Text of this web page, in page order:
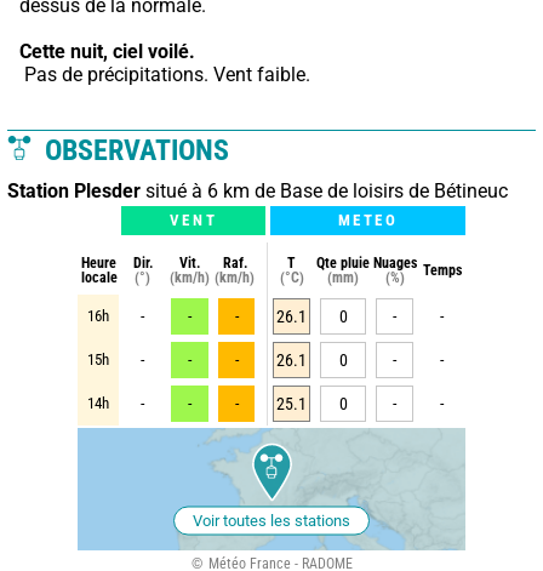
dessus de la normale.
Cette nuit, ciel voilé.
Pas de précipitations. Vent faible.
OBSERVATIONS
Station Plesder situé à 6 km de Base de loisirs de Bétineuc
VENT METEO
Heure
locale
Dir.
(°)
Vit.
(km/h)
Raf.
(km/h)
T
(°C)
Qte pluie
(mm)
Nuages
(%)
Temps
16h - - - 26.1 0 - -
15h - - - 26.1 0 - -
14h - - - 25.1 0 - -
Voir toutes les stations
Météo France - RADOME